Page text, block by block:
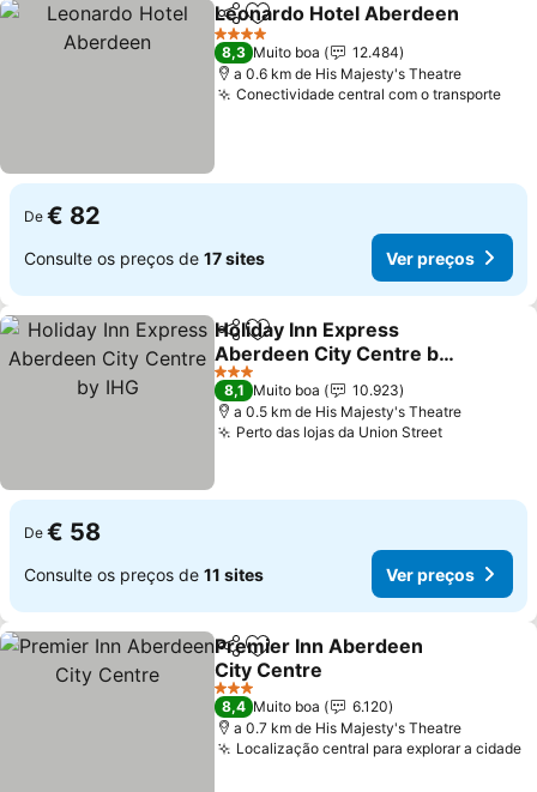
PartilharAdicionar aos favoritos
Leonardo Hotel Aberdeen
4 Estrelas
8,3 Muito boa
12.484
a 0.6 km de His Majesty's Theatre
Conectividade central com o transporteVer
De € 82
Consulte os preços de 17 sites Ver preços
PartilharAdicionar aos favoritos
Holiday Inn Express
Aberdeen City Centre by
IHG
Ver preços
3 Estrelas
8,1 Muito boa
10.923
a 0.5 km de His Majesty's Theatre
Perto das lojas da Union StreetVer
De € 58
Consulte os preços de 11 sites Ver preços
PartilharAdicionar aos favoritos
Premier Inn Aberdeen
City Centre
Ver preços
3 Estrelas
8,4 Muito boa
6.120
a 0.7 km de His Majesty's Theatre
Localização central para explorar a cidade